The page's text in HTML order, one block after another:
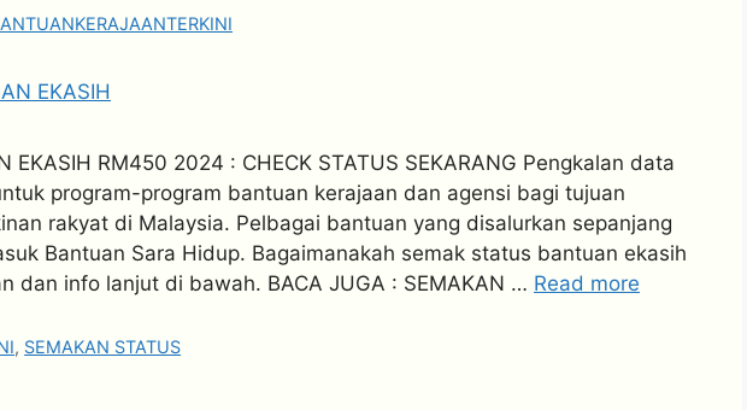
EKASIH RM450 2024 : CHECK STATUS SEKARANG Pengkalan data
program-program bantuan kerajaan dan agensi bagi tujuan
rakyat di Malaysia. Pelbagai bantuan yang disalurkan sepanjang
Bantuan Sara Hidup. Bagaimanakah semak status bantuan ekasih
dan info lanjut di bawah. BACA JUGA : SEMAKAN … Read more
, SEMAKAN STATUS